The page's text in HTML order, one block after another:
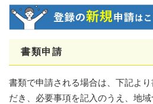
書類申請
書類で申請される場合は、下記よ
だき、必要事項を記入のうえ、地